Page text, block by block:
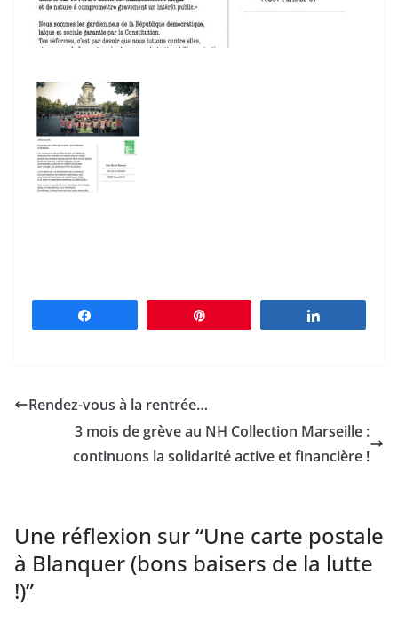
Rendez-vous à la rentrée…
3 mois de grève au NH Collection Marseille :
continuons la solidarité active et financière !
Une réflexion sur “Une carte postale
à Blanquer (bons baisers de la lutte
!)”